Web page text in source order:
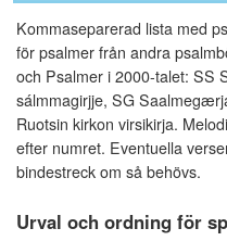
Kommaseparerad lista med
för psalmer från andra
och Psalmer i 2000-talet: SS
sálmmagirjje, SG
Ruotsin kirkon virsikirja.
efter numret. Eventuella
bindestreck om så behövs.
Urval och ordning för